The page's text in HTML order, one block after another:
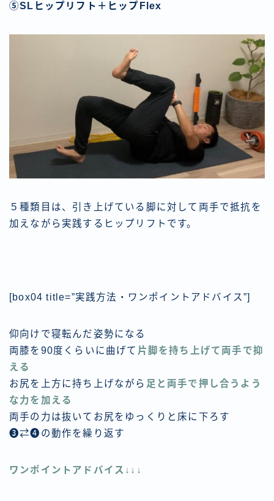
⑤SLヒップリフト＋ヒップFlex
５種類目は、引き上げている脚に対して両手で抵抗を
加えながら実践するヒップリフトです。
[box04 title=”実践方法・ワンポイントアドバイス”]
仰向けで寝転んだ姿勢になる
両膝を90度くらいに曲げて 片脚を持ち上げて両手で抑
える
お尻を上方に持ち上げながら 足と両手で押し合うよう
な力を加える
両手の力は抜いてお尻をゆっくりと床に下ろす
❸⇄❹の動作を繰り返す
ワンポイントアドバイス↓↓↓